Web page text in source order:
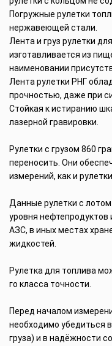
Погружные рулетки
нержавеющей стали.
Лента и груз рулетки
изготавливается из
наименовании
Лента рулетки РНГ
прочностью, даже при
Стойкая к истиранию
лазерной гравировки.
Рулетки с грузом 860
переносить. Они
измерений, как и
Данные рулетки с
уровня нефтепродуктов
АЗС, в иных местах
жидкостей.
Рулетка для топлива
го класса точности.
Перед началом
необходимо убедиться
груза) и в надёжности